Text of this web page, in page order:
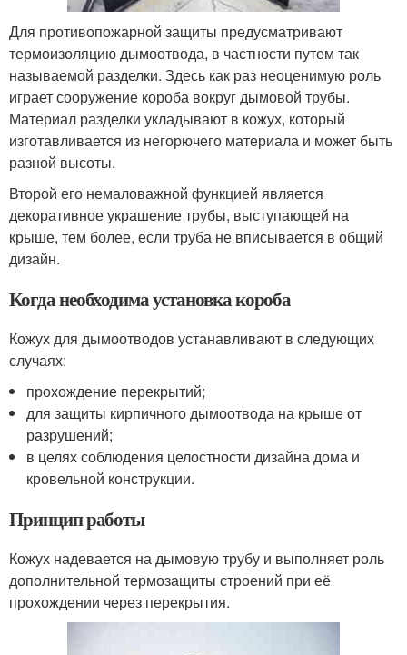
Для противопожарной защиты предусматривают
термоизоляцию дымоотвода, в частности путем так
называемой разделки. Здесь как раз неоценимую роль
играет сооружение короба вокруг дымовой трубы.
Материал разделки укладывают в кожух, который
изготавливается из негорючего материала и может быть
разной высоты.
Второй его немаловажной функцией является
декоративное украшение трубы, выступающей на
крыше, тем более, если труба не вписывается в общий
дизайн.
Когда необходима установка короба
Кожух для дымоотводов устанавливают в следующих
случаях:
прохождение перекрытий;
для защиты кирпичного дымоотвода на крыше от
разрушений;
в целях соблюдения целостности дизайна дома и
кровельной конструкции.
Принцип работы
Кожух надевается на дымовую трубу и выполняет роль
дополнительной термозащиты строений при её
прохождении через перекрытия.